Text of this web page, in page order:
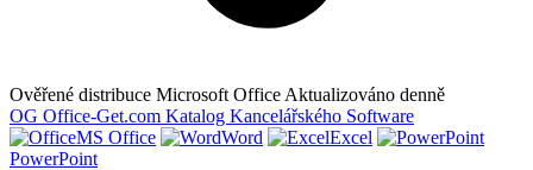
Ověřené distribuce Microsoft Office Aktualizováno denně
OG Office-Get.com Katalog Kancelářského Software
MS Office
Word
Excel
PowerPoint